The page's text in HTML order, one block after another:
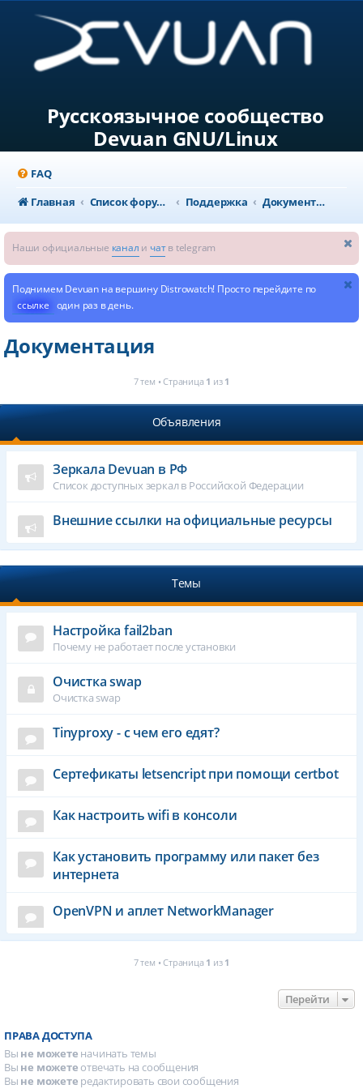
Русскоязычное сообщество
Devuan GNU/Linux
FAQ
Главная
Список форумов Поддержка Документация
Наши официальные канал и чатв telegram
Поднимем Devuan на вершину Distrowatch! Просто перейдите по
ссылке один раз в день.
Документация
7 тем • Страница 1 из 1
Объявления
Зеркала Devuan в РФ
Список доступных зеркал в Российской Федерации
Внешние ссылки на официальные ресурсы
Темы
Настройка fail2ban
Почему не работает после установки
Очистка swap
Очистка swap
Tinyproxy - с чем его едят?
Сертефикаты letsencript при помощи certbot
Как настроить wifi в консоли
Как установить программу или пакет без
интернета
OpenVPN и аплет NetworkManager
7 тем • Страница 1 из 1
Перейти
ПРАВА ДОСТУПА
Вы не можете начинать темы
Вы не можете отвечать на сообщения
Вы не можете редактировать свои сообщения